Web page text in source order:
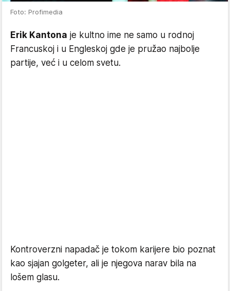
Foto: Profimedia
Erik Kantona je kultno ime ne samo u rodnoj
Francuskoj i u Engleskoj gde je pružao najbolje
partije, već i u celom svetu.
Kontroverzni napadač je tokom karijere bio poznat
kao sjajan golgeter, ali je njegova narav bila na
lošem glasu.